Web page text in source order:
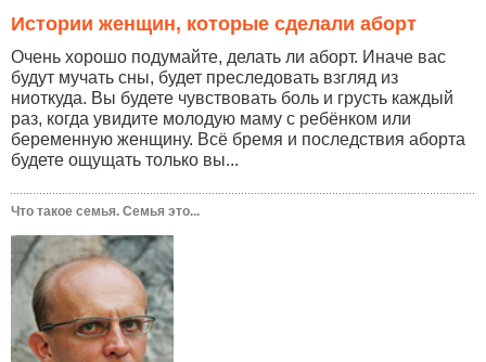
Истории женщин, которые сделали аборт
Очень хорошо подумайте, делать ли аборт. Иначе вас
будут мучать сны, будет преследовать взгляд из
ниоткуда. Вы будете чувствовать боль и грусть каждый
раз, когда увидите молодую маму с ребёнком или
беременную женщину. Всё бремя и последствия аборта
будете ощущать только вы...
Что такое семья. Семья это...